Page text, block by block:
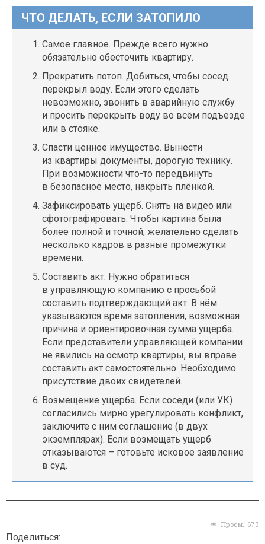
ЧТО ДЕЛАТЬ, ЕСЛИ ЗАТОПИЛО
Самое главное. Прежде всего нужно
обязательно обесточить квартиру.
Прекратить потоп. Добиться, чтобы сосед
перекрыл воду. Если этого сделать
невозможно, звонить в аварийную службу
и просить перекрыть воду во всём подъезде
или в стояке.
Спасти ценное имущество. Вынести
из квартиры документы, дорогую технику.
При возможности что-то передвинуть
в безопасное место, накрыть плёнкой.
Зафиксировать ущерб. Снять на видео или
сфотографировать. Чтобы картина была
более полной и точной, желательно сделать
несколько кадров в разные промежутки
времени.
Составить акт. Нужно обратиться
в управляющую компанию с просьбой
составить подтверждающий акт. В нём
указываются время затопления, возможная
причина и ориентировочная сумма ущерба.
Если представители управляющей компании
не явились на осмотр квартиры, вы вправе
составить акт самостоятельно. Необходимо
присутствие двоих свидетелей.
Возмещение ущерба. Если соседи (или УК)
согласились мирно урегулировать конфликт,
заключите с ним соглашение (в двух
экземплярах). Если возмещать ущерб
отказываются – готовьте исковое заявление
в суд.
Просм.: 673
Поделиться: